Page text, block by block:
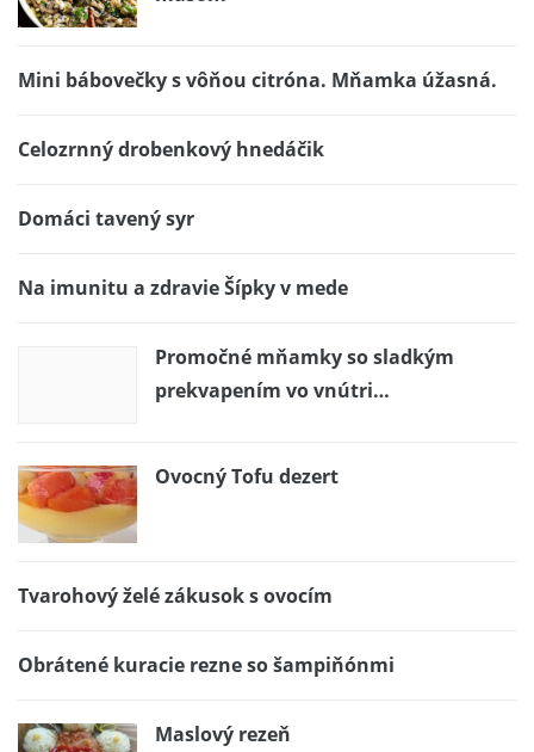
Mini bábovečky s vôňou citróna. Mňamka úžasná.
Celozrnný drobenkový hnedáčik
Domáci tavený syr
Na imunitu a zdravie Šípky v mede
Promočné mňamky so sladkým
prekvapením vo vnútri…
Ovocný Tofu dezert
Tvarohový želé zákusok s ovocím
Obrátené kuracie rezne so šampiňónmi
Maslový rezeň